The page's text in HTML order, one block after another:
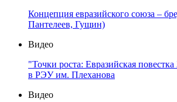
Концепция евразийского союза –
Пантелеев, Гущин)
Видео
"Точки роста: Евразийская
в РЭУ им. Плеханова
Видео